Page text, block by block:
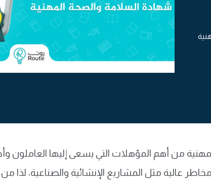
من أهم المؤهلات التي يسعى إليها العاملون
عالية مثل المشاريع الإنشائية والصناعية، لذا